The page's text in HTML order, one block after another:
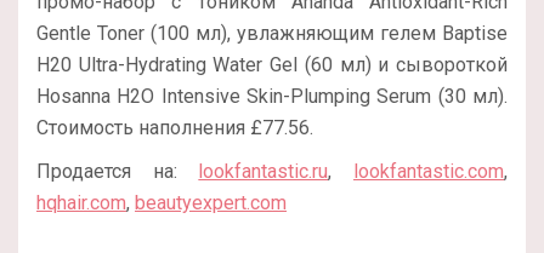
Gentle Toner (100 мл), увлажняющим гелем Baptise
H20 Ultra-Hydrating Water Gel (60 мл) и сывороткой
Hosanna H2O Intensive Skin-Plumping Serum (30 мл).
Стоимость наполнения £77.56.
Продается на: lookfantastic.ru, lookfantastic.com,
hqhair.com, beautyexpert.com